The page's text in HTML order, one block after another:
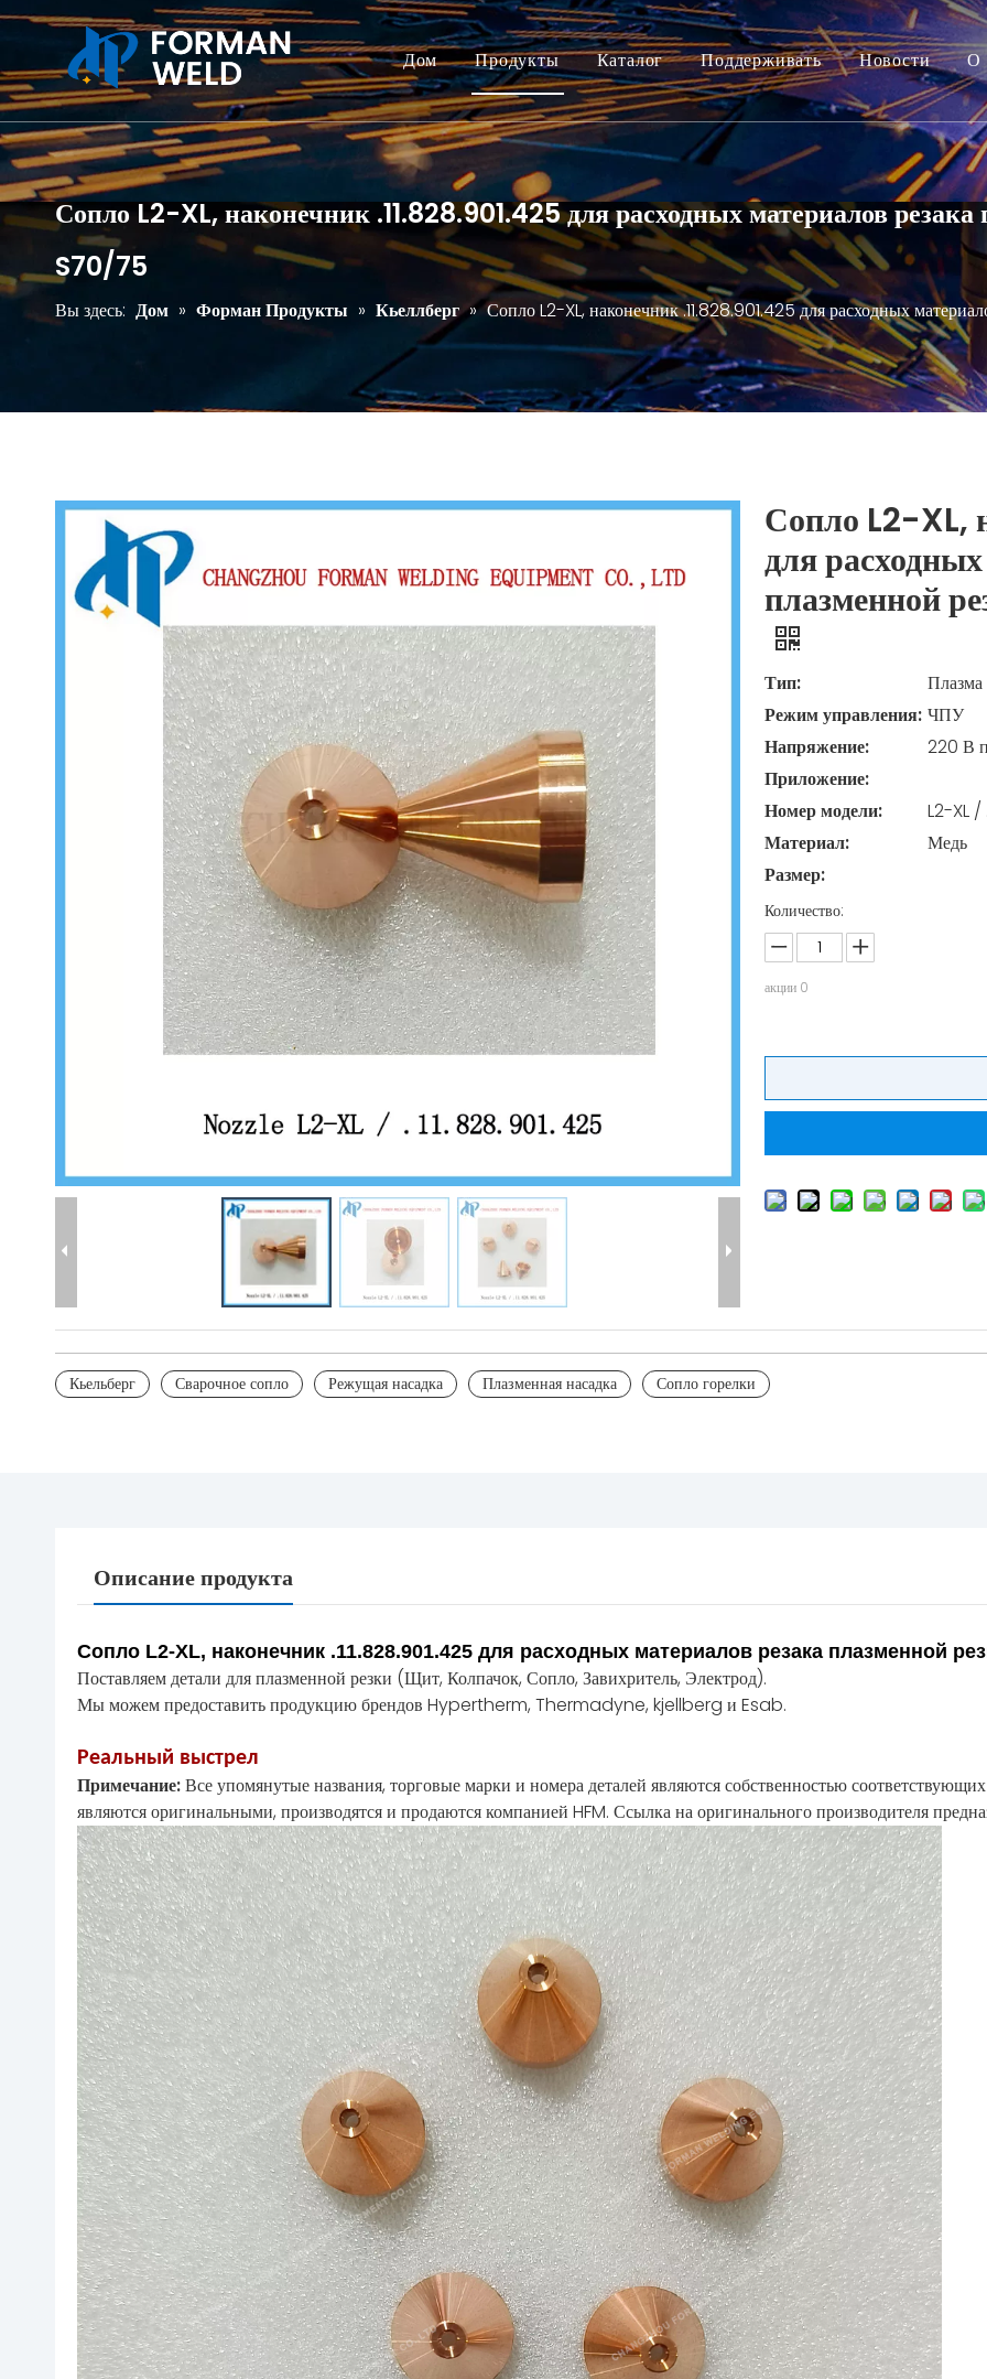
Дом Продукты Каталог Поддерживать Новости О
Сопло L2-XL, наконечник .11.828.901.425 для расходных материалов
S70/75
Вы здесь: Дом » Форман Продукты » Кьеллберг » Сопло L2-XL, наконечник .11.828.901.425 для расходных
Сопло L2-XL,
для
плазменной
Тип:
Плазма
Режим управления: ЧПУ
Напряжение:
220 В
Приложение:
Номер модели:
L2-XL /
Материал:
Медь
Размер:
Количество:
акции 0
Кьельберг Сварочное сопло Режущая насадка Плазменная насадка Сопло горелки
Описание продукта
Сопло L2-XL, наконечник .11.828.901.425 для расходных материалов резака плазменной
Поставляем детали для плазменной резки (Щит, Колпачок, Сопло, Завихритель, Электрод).
Мы можем предоставить продукцию брендов Hypertherm, Thermadyne, kjellberg и Esab.
Реальный выстрел
Примечание:Все упомянутые названия, торговые марки и номера деталей являются собственностью
являются оригинальными, производятся и продаются компанией HFM. Ссылка на оригинального производителя